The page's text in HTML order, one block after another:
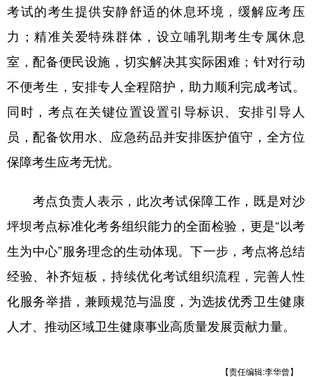
考试的考生提供安静舒适的休息环境，缓解应考压
力；精准关爱特殊群体，设立哺乳期考生专属休息
室，配备便民设施，切实解决其实际困难；针对行动
不便考生，安排专人全程陪护，助力顺利完成考试。
同时，考点在关键位置设置引导标识、安排引导人
员，配备饮用水、应急药品并安排医护值守，全方位
保障考生应考无忧。
考点负责人表示，此次考试保障工作，既是对沙
坪坝考点标准化考务组织能力的全面检验，更是“以考
生为中心”服务理念的生动体现。下一步，考点将总结
经验、补齐短板，持续优化考试组织流程，完善人性
化服务举措，兼顾规范与温度，为选拔优秀卫生健康
人才、推动区域卫生健康事业高质量发展贡献力量。
【责任编辑:李华曾】